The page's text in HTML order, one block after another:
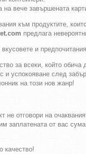
на вече завършената
към продуктите,
предлага
и
за всеки, който
и успокояване след
на този нов жанр!
не отговори на
заплатената от вас
качество!